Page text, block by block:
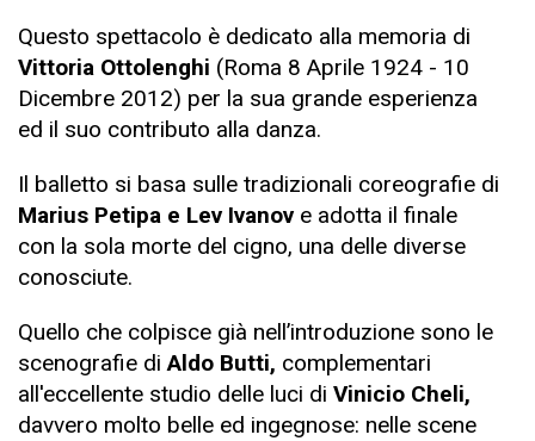
Questo spettacolo è dedicato alla memoria di
Vittoria Ottolenghi (Roma 8 Aprile 1924 - 10
Dicembre 2012) per la sua grande esperienza
ed il suo contributo alla danza.
Il balletto si basa sulle tradizionali coreografie di
Marius Petipa e Lev Ivanov e adotta il finale
con la sola morte del cigno, una delle diverse
conosciute.
Quello che colpisce già nell’introduzione sono le
scenografie diAldo Butti, complementari
all'eccellente studio delle luci di Vinicio Cheli,
davvero molto belle ed ingegnose: nelle scene